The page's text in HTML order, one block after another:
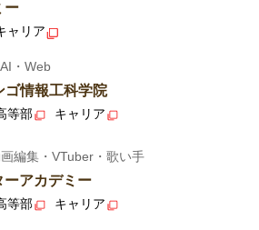
ー
ャリア
・Web
ゴ情報工科学院
等部 キャリア
編集・VTuber・歌い手
ーアカデミー
等部 キャリア